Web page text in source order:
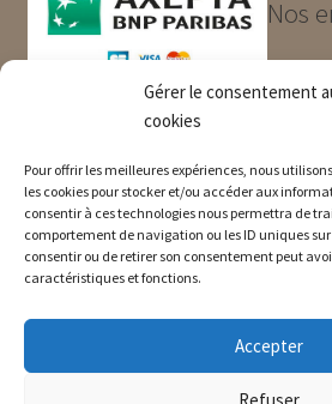
Gérer le consentement
cookies
Pour offrir les meilleures expériences, nous
les cookies pour stocker et/ou accéder aux
consentir à ces technologies nous permettra de
comportement de navigation ou les ID uniques sur
consentir ou de retirer son consentement peut
caractéristiques et fonctions.
Accepter
Refuser
Nos
Produits de qualité et garantis
Paiement sécurisé
Livraison rapide
Informations